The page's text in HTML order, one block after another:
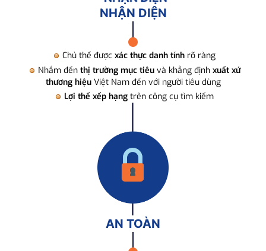
NHẬN DIỆN
Chủ thể được xác thực danh tính rõ ràng
Nhắm đến thị trường mục tiêuvà khẳng định xuất xứ
thương hiệuViệt Nam đến với người tiêu dùng
Lợi thế xếp hạng trên công cụ tìm kiếm
AN TOÀN